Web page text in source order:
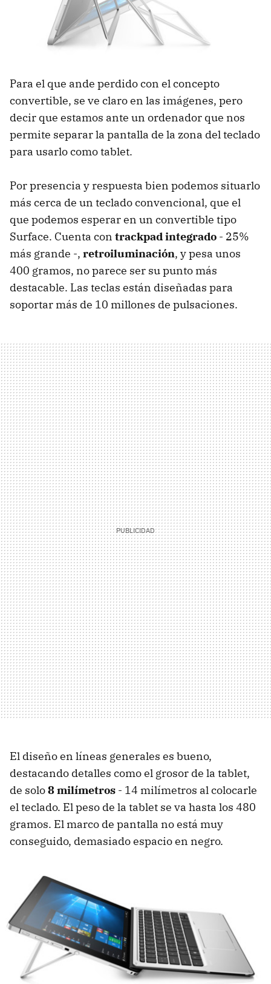
Para el que ande perdido con el concepto
convertible, se ve claro en las imágenes, pero
decir que estamos ante un ordenador que nos
permite separar la pantalla de la zona del teclado
para usarlo como tablet.
Por presencia y respuesta bien podemos situarlo
más cerca de un teclado convencional, que el
que podemos esperar en un convertible tipo
Surface. Cuenta con trackpad integrado - 25%
más grande -, retroiluminación, y pesa unos
400 gramos, no parece ser su punto más
destacable. Las teclas están diseñadas para
soportar más de 10 millones de pulsaciones.
El diseño en líneas generales es bueno,
destacando detalles como el grosor de la tablet,
de solo8 milímetros - 14 milímetros al colocarle
el teclado. El peso de la tablet se va hasta los 480
gramos. El marco de pantalla no está muy
conseguido, demasiado espacio en negro.